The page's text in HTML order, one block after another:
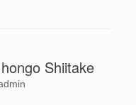
Shiitake